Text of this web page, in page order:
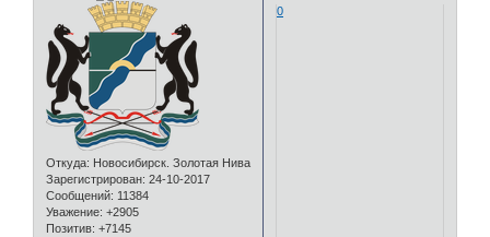
Откуда: Новосибирск. Золотая Нива
Зарегистрирован: 24-10-2017
Сообщений: 11384
Уважение: +2905
Позитив: +7145
0